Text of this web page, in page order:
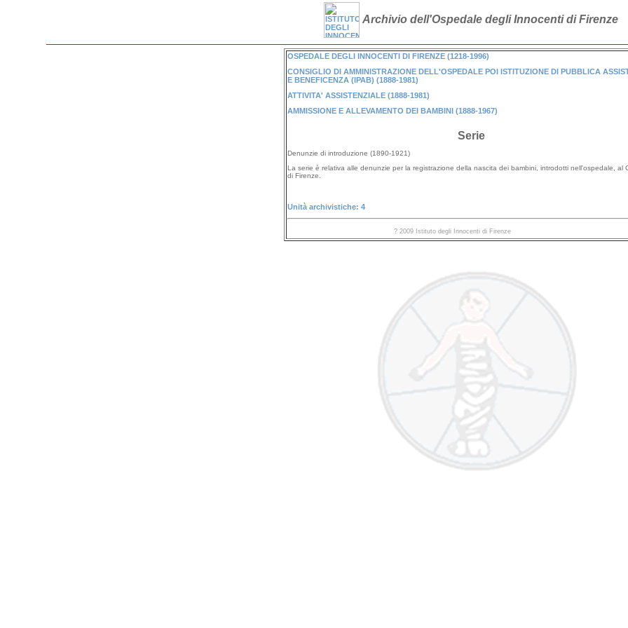
Archivio dell'Ospedale degli Innocenti di Firenze
OSPEDALE DEGLI INNOCENTI DI FIRENZE (1218-1996)
CONSIGLIO DI AMMINISTRAZIONE DELL'OSPEDALE POI ISTITUZIONE DI PUBBLICA
E BENEFICENZA (IPAB) (1888-1981)
ATTIVITA' ASSISTENZIALE (1888-1981)
AMMISSIONE E ALLEVAMENTO DEI BAMBINI (1888-1967)
Serie
Denunzie di introduzione (1890-1921)
La serie è relativa alle denunzie per la registrazione della nascita dei bambini, introdotti nell'ospedale, al
di Firenze.
Unità archivistiche: 4
? 2009 Istituto degli Innocenti di Firenze